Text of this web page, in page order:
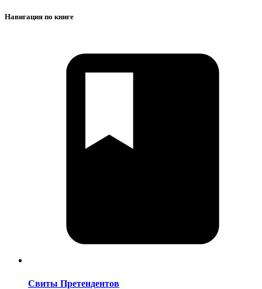
Навигация по книге
Свиты Претендентов